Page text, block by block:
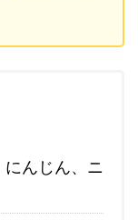
んじん、ニ